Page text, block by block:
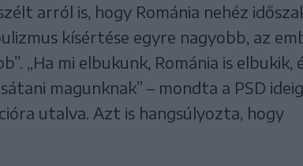
arról is, hogy Románia nehéz
kísértése egyre nagyobb, az
„Ha mi elbukunk, Románia is
magunknak” – mondta a PSD
utalva. Azt is hangsúlyozta, hogy